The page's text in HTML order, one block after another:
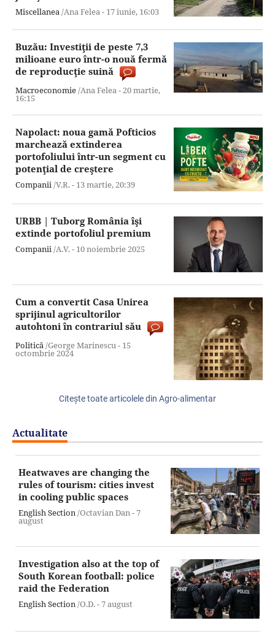
Miscellanea/Ana Felea - 17 iunie, 16:03
Buzău: Investiţii de peste 7,3
milioane euro într-o nouă fermă
de reproducţie suină
Macroeconomie/Ana Felea -20 martie,
16:15
Napolact: noua gamă Pofticios
marchează extinderea
portofoliului într-un segment cu
potenţial de creştere
Companii/V.R. - 13 martie,20:39
URBB | Tuborg România îşi
extinde portofoliul premium
Companii/A.V. - 10 noiembrie 2025
Cum a convertit Casa Unirea
sprijinul agricultorilor
autohtoni în contrariul său
Politică /George Marinescu - 15
octombrie 2024
Citeşte toate articolele din Agro-alimentar
Actualitate
Heatwaves are changing the
rules of tourism: cities invest
in cooling public spaces
English Section/Octavian Dan -7
august
Investigation also at the top of
South Korean football: police
raid the Federation
English Section/O.D. -7 august